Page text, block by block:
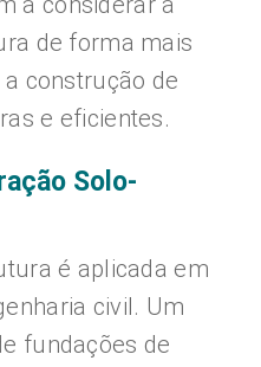
de forma mais
construção de
e eficientes.
Solo-
é aplicada em
civil. Um
fundações de